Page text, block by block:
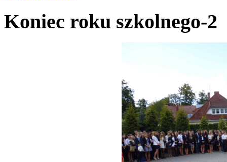
Koniec roku szkolnego-2